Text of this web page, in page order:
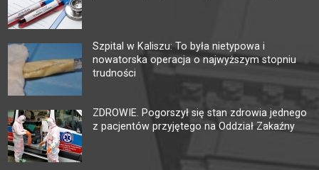
Szpital w Kaliszu: To była nietypowa i
nowatorska operacja o najwyższym stopniu
trudności
ZDROWIE. Pogorszył się stan zdrowia jednego
z pacjentów przyjętego na Oddział Zakaźny